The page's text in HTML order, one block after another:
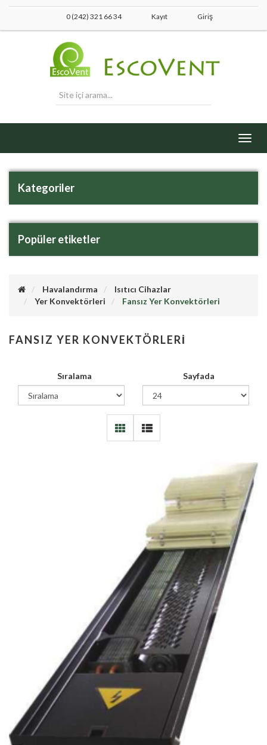
0 (242) 321 66 34 Kayıt Giriş
Kategoriler
Popüler etiketler
Havalandırma
Isıtıcı Cihazlar
Yer Konvektörleri
Fansız Yer Konvektörleri
FANSIZ YER KONVEKTÖRLERI
Sıralama Sayfada